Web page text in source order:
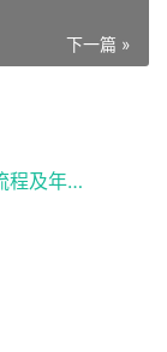
下一篇 »
2026应届生北京落户政策办理的条件流程及年龄限制